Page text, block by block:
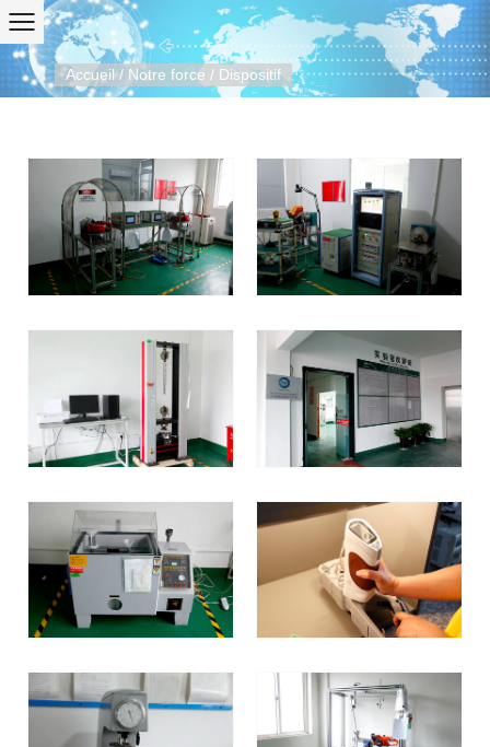
Accueil/ Notre force / Dispositif